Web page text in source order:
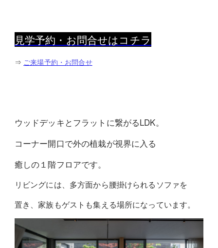
見学予約・お問合せはコチラ
⇒ ご来場予約・お問合せ
ウッドデッキとフラットに繋がるLDK。
コーナー開口で外の植栽が視界に入る
癒しの１階フロアです。
リビングには、多方面から腰掛けられるソファを
置き、家族もゲストも集える場所になっています。